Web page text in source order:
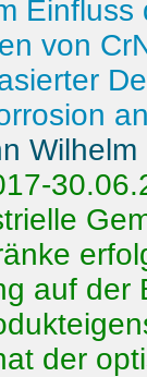
von
auf der
der